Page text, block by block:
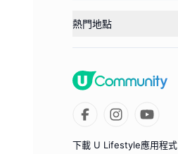
熱門地點
下載 U Lifestyle應用程式